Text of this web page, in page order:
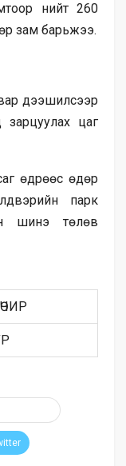
нийт 260
зам барьжээ.
дээшилсээр
зарцуулах цаг
өдрөөс өдөр
парк
шинэ төлөв